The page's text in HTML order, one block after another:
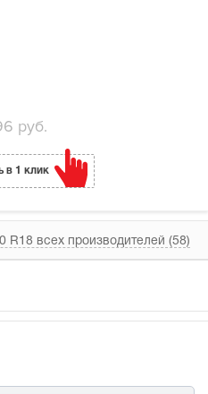
руб.
в 1 клик
R18 всех производителей (58)